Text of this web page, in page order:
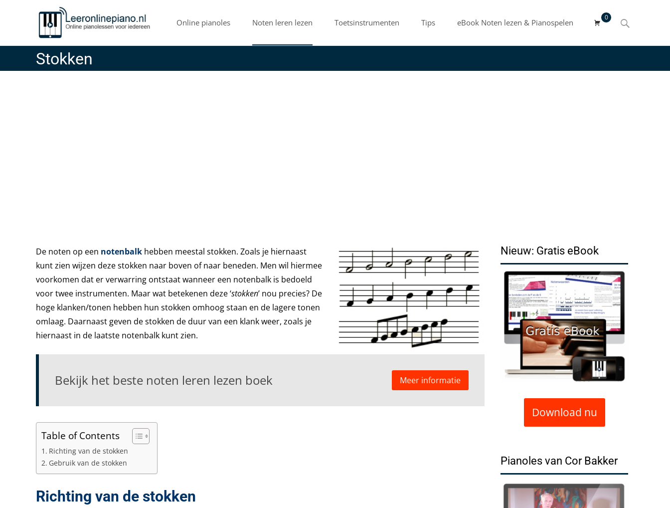
Online pianoles Noten leren lezen Toetsinstrumenten Tips eBook Noten lezen & Pianospelen
0
Search
Stokken
De noten op een notenbalk hebben meestal stokken. Zoals je hiernaast
kunt zien wijzen deze stokken naar boven of naar beneden. Men wil hiermee
voorkomen dat er verwarring ontstaat wanneer een notenbalk is bedoeld
voor twee instrumenten. Maar wat betekenen deze ‘stokken’ nou precies? De
hoge klanken/tonen hebben hun stokken omhoog staan en de lagere tonen
omlaag. Daarnaast geven de stokken de duur van een klank weer, zoals je
hiernaast in de laatste notenbalk kunt zien.
Bekijk het beste noten leren lezen boek Meer informatie
Table of Contents
Richting van de stokken
Gebruik van de stokken
Richting van de stokken
Nieuw: Gratis eBook
Download nu
Pianoles van Cor Bakker